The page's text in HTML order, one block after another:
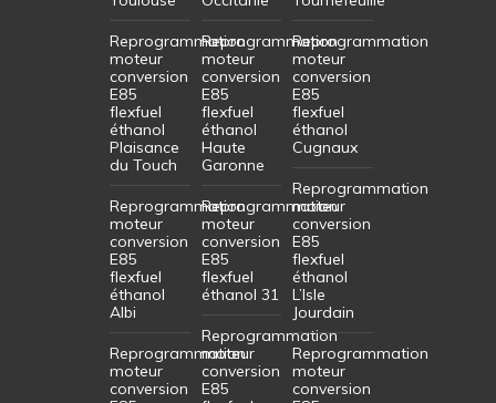
Reprogrammation
moteur
conversion
E85
flexfuel
éthanol
Plaisance
du Touch
Reprogrammation
moteur
conversion
E85
flexfuel
éthanol
Albi
Reprogrammation
moteur
conversion
Reprogrammation
moteur
conversion
E85
flexfuel
éthanol
Haute
Garonne
Reprogrammation
moteur
conversion
E85
flexfuel
éthanol 31
Reprogrammation
moteur
conversion
E85
Reprogrammation
moteur
conversion
E85
flexfuel
éthanol
Cugnaux
Reprogrammation
moteur
conversion
E85
flexfuel
éthanol
L’Isle
Jourdain
Reprogrammation
moteur
conversion